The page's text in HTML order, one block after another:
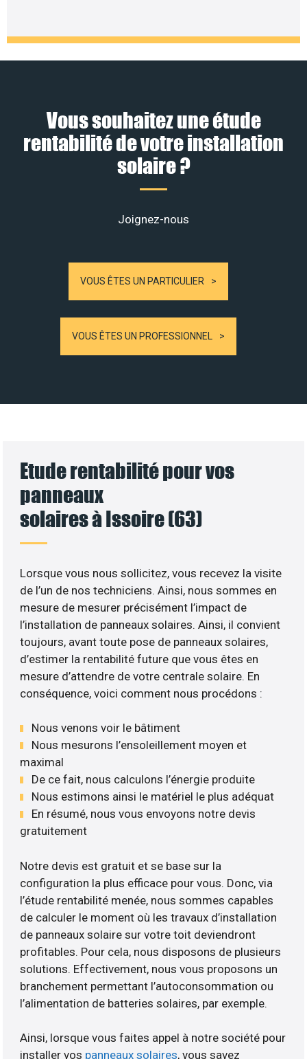
Vous souhaitez une étude
rentabilité de votre installation
solaire ?
Joignez-nous
VOUS ÊTES UN PARTICULIER
VOUS ÊTES UN PROFESSIONNEL
Etude rentabilité pour vos
panneaux
solaires à Issoire (63)
Lorsque vous nous sollicitez, vous recevez la visite
de l’un de nos techniciens. Ainsi, nous sommes en
mesure de mesurer précisément l’impact de
l’installation de panneaux solaires. Ainsi, il convient
toujours, avant toute pose de panneaux solaires,
d’estimer la rentabilité future que vous êtes en
mesure d’attendre de votre centrale solaire. En
conséquence, voici comment nous procédons :
Nous venons voir le bâtiment
Nous mesurons l’ensoleillement moyen et
maximal
De ce fait, nous calculons l’énergie produite
Nous estimons ainsi le matériel le plus adéquat
En résumé, nous vous envoyons notre devis
gratuitement
Notre devis est gratuit et se base sur la
configuration la plus efficace pour vous. Donc, via
l’étude rentabilité menée, nous sommes capables
de calculer le moment où les travaux d’installation
de panneaux solaire sur votre toit deviendront
profitables. Pour cela, nous disposons de plusieurs
solutions. Effectivement, nous vous proposons un
branchement permettant l’autoconsommation ou
l’alimentation de batteries solaires, par exemple.
Ainsi, lorsque vous faites appel à notre société pour
installer vos panneaux solaires, vous savez